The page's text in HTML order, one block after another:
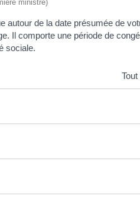
ministre)
autour de la date présumée de
Il comporte une période de
sociale.